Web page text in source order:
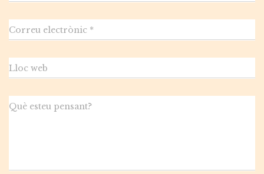
Correu electrònic *
Lloc web
Què esteu pensant?